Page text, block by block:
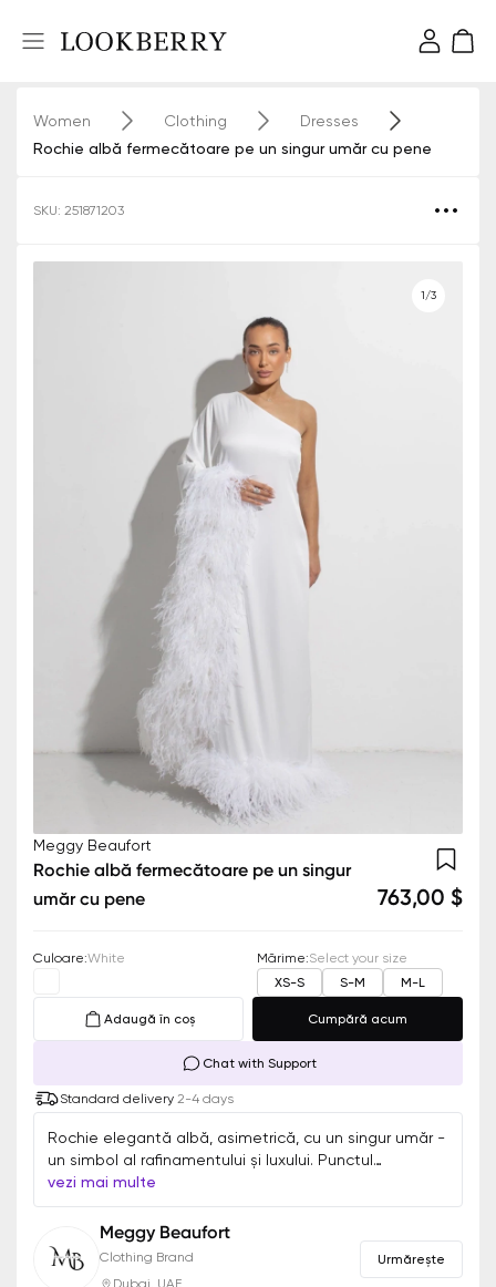
Women Clothing
Dresses
Rochie albă fermecătoare pe un singur umăr cu pene
SKU: 251871203
1/3
Meggy Beaufort
Rochie albă fermecătoare pe un singur
umăr cu pene
763,00 $
Culoare:White Mărime:Select your size
XS-S
S-M M-L
Adaugă în coș Cumpără acum
Chat with Support
Standard delivery 2-4 days
Rochie elegantă albă, asimetrică, cu un singur umăr -
un simbol al rafinamentului și luxului. Punctul
culminant al designului îl reprezintă penele, care
adaugă unicitate și un farmec aparte rochiei. Croiul
asimetric și detaliile cu pene creează un aspect
dinamic și izbitor. O alegere ideală pentru
evenimentele de seară.
vezi mai multe
Meggy Beaufort
Clothing Brand
Dubai, UAE
Urmărește